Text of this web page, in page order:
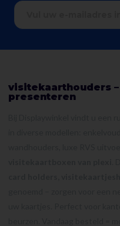
visitekaarthouders
presenteren